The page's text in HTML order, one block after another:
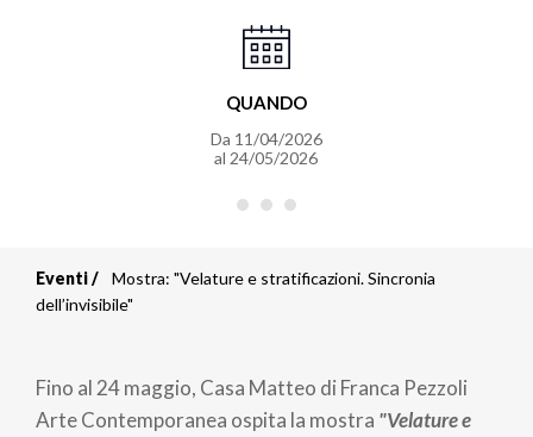
QUANDO
Da 11/04/2026
al 24/05/2026
Briciole
pane
Eventi
Mostra: "Velature e stratificazioni. Sincronia
dell’invisibile"
Fino al 24 maggio, Casa Matteo di Franca Pezzoli
Arte Contemporanea ospita la mostra "Velature e